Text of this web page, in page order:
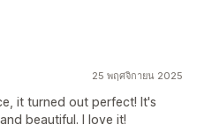
25 พฤศจิกายน 2025
it turned out perfect! It's
beautiful. I love it!